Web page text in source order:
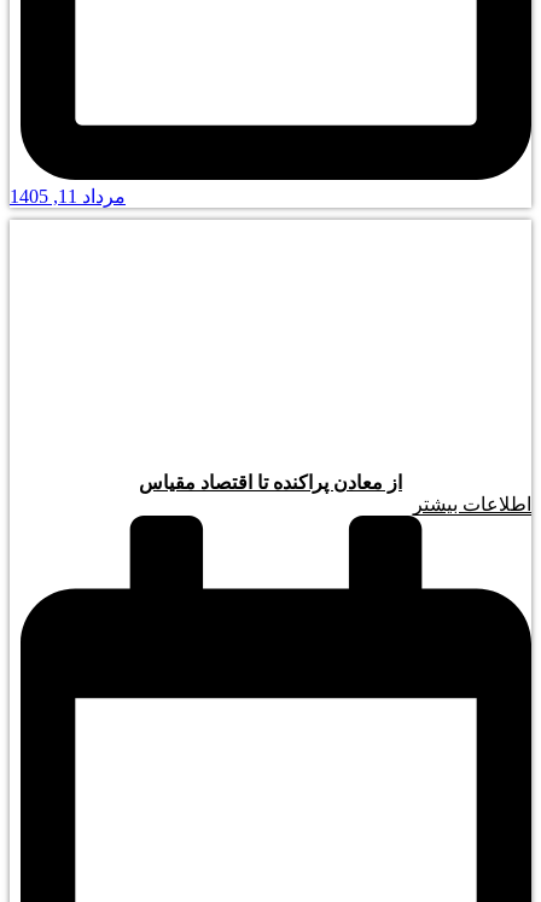
مرداد 11, 1405
از معادن پراکنده تا اقتصاد مقیاس
اطلاعات بیشتر